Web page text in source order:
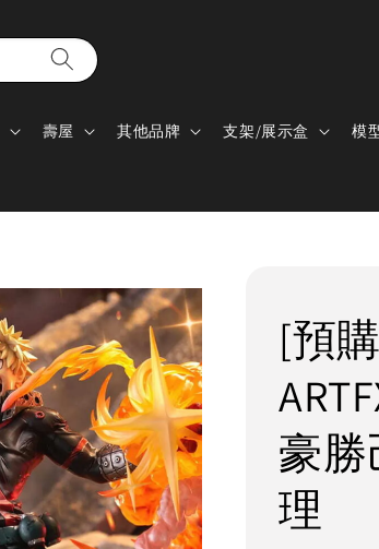
壽屋 其他品牌 支架/展示盒 模
[預
豪勝
理